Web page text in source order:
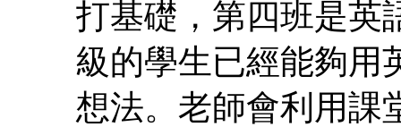
打基礎，第四班是英
級的學生已經能夠用
想法。老師會利用課